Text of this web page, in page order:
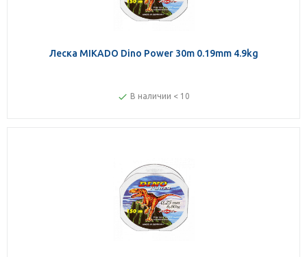
Леска MIKADO Dino Power 30m 0.19mm 4.9kg
В наличии < 10